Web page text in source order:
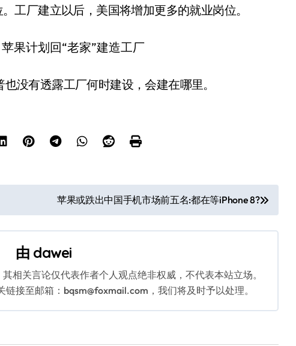
工厂建立以后，美国将增加更多的就业岗位。
没有透露工厂何时建设，会建在哪里。
苹果或跌出中国手机市场前五名:都在等iPhone 8?
由 dawei
相关言论仅代表作者个人观点绝非权威，不代表本站立场。
接至邮箱：bqsm@foxmail.com，我们将及时予以处理。